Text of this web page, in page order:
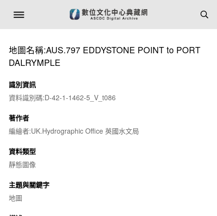
地圖名稱:AUS.797 EDDYSTONE POINT to PORT
DALRYMPLE
識別資訊
資料識別碼:D-42-1-1462-5_V_t086
著作者
編繪者:UK.Hydrographic Office 英國水文局
資料類型
靜態圖像
主題與關鍵字
地圖